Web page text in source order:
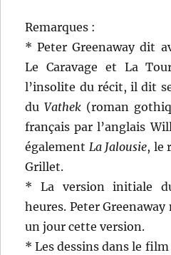
Remarques :
* Peter Greenaway dit
Le Caravage et La
l’insolite du récit, il dit
duVathek (roman
français par l’anglais
également La Jalousie, le
Grillet.
* La version initiale
heures. Peter
un jour cette version.
* Les dessins dans le